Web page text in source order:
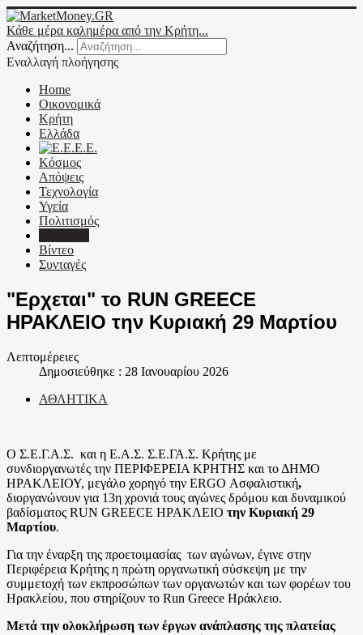
Κάθε μέρα καλημέρα από την Κρήτη...
Αναζήτηση...
Εναλλαγή πλοήγησης
Home
Οικονομικά
Κρήτη
Ελλάδα
Ε.Ε.
Κόσμος
Απόψεις
Τεχνολογία
Υγεία
Πολιτισμός
Βίντεο
Συνταγές
"Ερχεται" το RUN GREECE
ΗΡΑΚΛΕΙΟ την Κυριακή 29 Μαρτίου
Λεπτομέρειες
Δημοσιεύθηκε : 28 Ιανουαρίου 2026
ΑΘΛΗΤΙΚΑ
O Σ.Ε.Γ.Α.Σ. και η Ε.Α.Σ. Σ.Ε.ΓΑ.Σ. Κρήτης με
συνδιοργανωτές την ΠΕΡΙΦΕΡΕΙΑ ΚΡΗΤΗΣ και το ΔΗΜΟ
ΗΡΑΚΛΕΙΟΥ, μεγάλο χορηγό την ERGO Ασφαλιστική,
διοργανώνουν για 13η χρονιά τους αγώνες δρόμου και δυναμικού
βαδίσματος RUN GREECE ΗΡΑΚΛΕΙΟ την Κυριακή 29
Μαρτίου.
Για την έναρξη της προετοιμασίας των αγώνων, έγινε στην
Περιφέρεια Κρήτης η πρώτη οργανωτική σύσκεψη με την
συμμετοχή των εκπροσώπων των οργανωτών και των φορέων του
Ηρακλείου, που στηρίζουν το Run Greece Ηράκλειο.
Μετά την ολοκλήρωση των έργων ανάπλασης της πλατείας